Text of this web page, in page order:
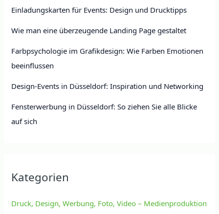
Einladungskarten für Events: Design und Drucktipps
Wie man eine überzeugende Landing Page gestaltet
Farbpsychologie im Grafikdesign: Wie Farben Emotionen
beeinflussen
Design-Events in Düsseldorf: Inspiration und Networking
Fensterwerbung in Düsseldorf: So ziehen Sie alle Blicke
auf sich
Kategorien
Druck, Design, Werbung, Foto, Video – Medienproduktion